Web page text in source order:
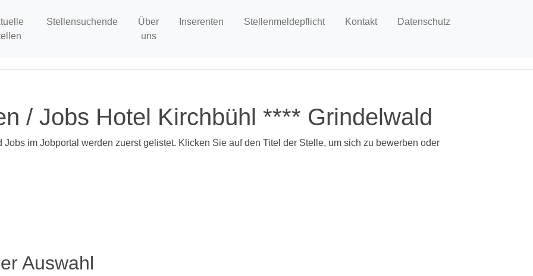
Stellensuchende
Über
uns
Inserenten Stellenmeldepflicht Kontakt Datenschutz
/ Jobs Hotel Kirchbühl **** Grindelwald
im Jobportal werden zuerst gelistet. Klicken Sie auf den Titel der Stelle, um sich zu bewerben oder
Auswahl